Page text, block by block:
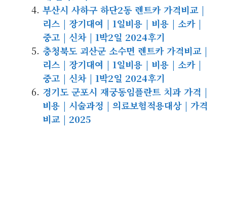
부산시 사하구 하단2동 렌트카 가격비교 |
리스 | 장기대여 | 1일비용 | 비용 | 소카 |
중고 | 신차 | 1박2일 2024후기
충청북도 괴산군 소수면 렌트카 가격비교 |
리스 | 장기대여 | 1일비용 | 비용 | 소카 |
중고 | 신차 | 1박2일 2024후기
경기도 군포시 재궁동임플란트 치과 가격 |
비용 | 시술과정 | 의료보험적용대상 | 가격
비교 | 2025